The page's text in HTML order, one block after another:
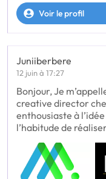
Voir le profil
Juniiberbere
12 juin à 17:27
Bonjour, Je
creative director
enthousiaste à
l’habitude de